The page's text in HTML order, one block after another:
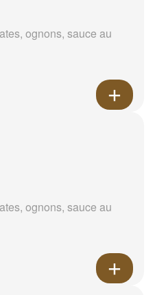
ognons, sauce au
ognons, sauce au